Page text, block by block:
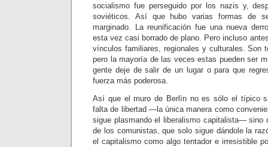
socialismo fue perseguido por los nazis y,
soviéticos. Así que hubo varias formas de
marginado. La reunificación fue una nueva
esta vez casi borrado de plano. Pero incluso
vínculos familiares, regionales y culturales. Son
pero la mayoría de las veces estas pueden ser
gente deje de salir de un lugar o para que
fuerza más poderosa.
Así que el muro de Berlín no es sólo el típico
falta de libertad ―la única manera como
sigue plasmando el liberalismo capitalista― sino
de los comunistas, que solo sigue dándole la
el capitalismo como algo tentador e irresistible